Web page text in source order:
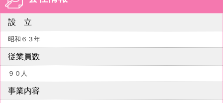
設 立
昭和６３年
従業員数
９０人
事業内容